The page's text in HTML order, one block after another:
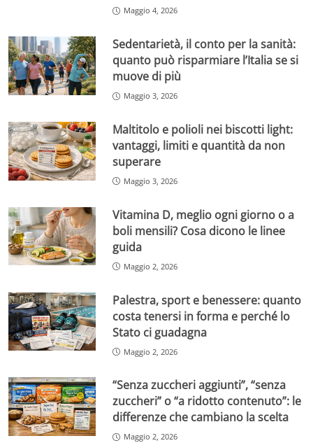
Maggio 4, 2026
Sedentarietà, il conto per la sanità:
quanto può risparmiare l’Italia se si
muove di più
Maggio 3, 2026
Maltitolo e polioli nei biscotti light:
vantaggi, limiti e quantità da non
superare
Maggio 3, 2026
Vitamina D, meglio ogni giorno o a
boli mensili? Cosa dicono le linee
guida
Maggio 2, 2026
Palestra, sport e benessere: quanto
costa tenersi in forma e perché lo
Stato ci guadagna
Maggio 2, 2026
“Senza zuccheri aggiunti”, “senza
zuccheri” o “a ridotto contenuto”: le
differenze che cambiano la scelta
Maggio 2, 2026